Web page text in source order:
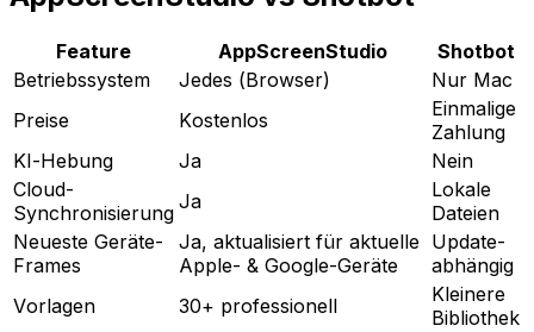
Feature AppScreenStudio
Shotbot
Betriebssystem
Jedes (Browser)
Nur Mac
Preise
Kostenlos
Einmalige
Zahlung
KI-Hebung
Ja
Nein
Cloud-
Synchronisierung Ja
Lokale
Dateien
Neueste Geräte-
Frames
Ja, aktualisiert für aktuelle
Apple- & Google-Geräte
Update-
abhängig
Vorlagen
30+ professionell
Kleinere
Bibliothek